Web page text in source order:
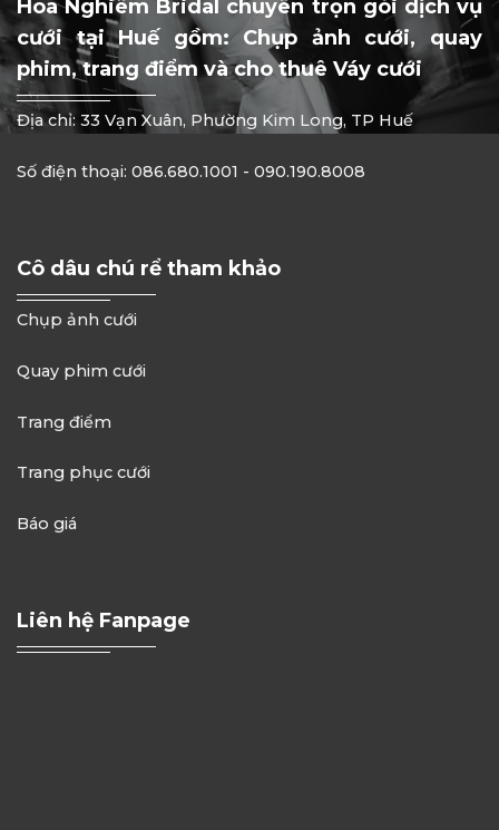
Hoa Nghiêm Bridal chuyên trọn gói dịch vụ
cưới tại Huế gồm: Chụp ảnh cưới, quay
phim, trang điểm và cho thuê Váy cưới
Địa chỉ: 33 Vạn Xuân, Phường Kim Long, TP Huế
Số điện thoại: 086.680.1001 - 090.190.8008
Cô dâu chú rể tham khảo
Chụp ảnh cưới
Quay phim cưới
Trang điểm
Trang phục cưới
Báo giá
Liên hệ Fanpage